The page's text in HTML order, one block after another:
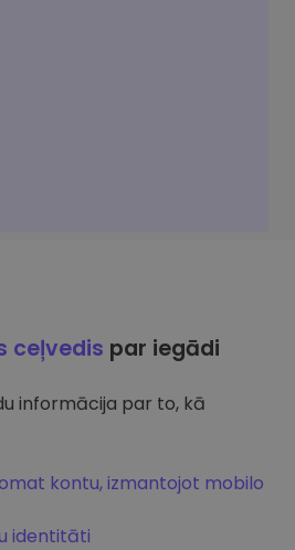
ceļvedis par iegādi
informācija par to, kā
kontu, izmantojot mobilo
identitāti